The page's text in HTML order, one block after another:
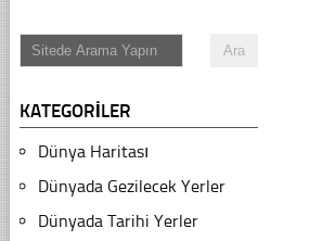
KATEGORILER
Dünya Haritası
Dünyada Gezilecek Yerler
Dünyada Tarihi Yerler